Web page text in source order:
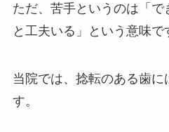
ただ、苦手というのは「
と工夫いる」という意味で
当院では、捻転のある歯に
す。